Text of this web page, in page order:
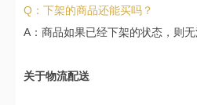
Q：下架的商品还能买吗？
A：商品如果已经下架的状态，则无
关于物流配送